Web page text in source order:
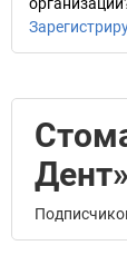
Дент»